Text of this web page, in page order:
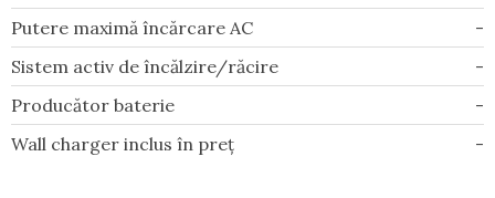
Putere maximă încărcare AC
-
Sistem activ de încălzire/răcire
-
Producător baterie
-
Wall charger inclus în preț
-